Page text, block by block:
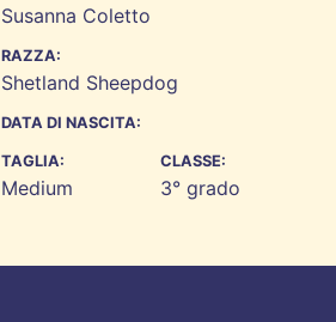
Susanna Coletto
RAZZA:
Shetland Sheepdog
DATA DI NASCITA:
TAGLIA:
Medium
CLASSE:
3° grado